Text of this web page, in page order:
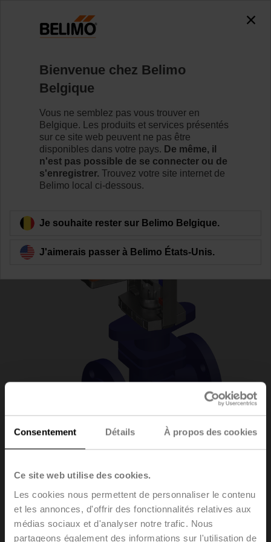
Consentement Détails À propos des cookies
Ce site web utilise des cookies.
Les cookies nous permettent de personnaliser le contenu
et les annonces, d'offrir des fonctionnalités relatives aux
médias sociaux et d'analyser notre trafic. Nous
partageons également des informations sur l'utilisation de
H6020X4-S2/NVC24A-SZ-TPC
Pour en savoir plus
Retour a la catégorie de produits
H6020X4-
S2/NVC24A-SZ-TPC
Bienvenue chez Belimo
Belgique
Vous ne semblez pas vous trouver en
Belgique. Les produits et services présentés
sur ce site web peuvent ne pas être
disponibles dans votre pays. De même, il
n'est pas possible de se connecter ou de
s'enregistrer. Trouvez votre site internet de
Belimo local ci-dessous.
Je souhaite rester sur Belimo Belgique.
J'aimerais passer à Belimo États-Unis.